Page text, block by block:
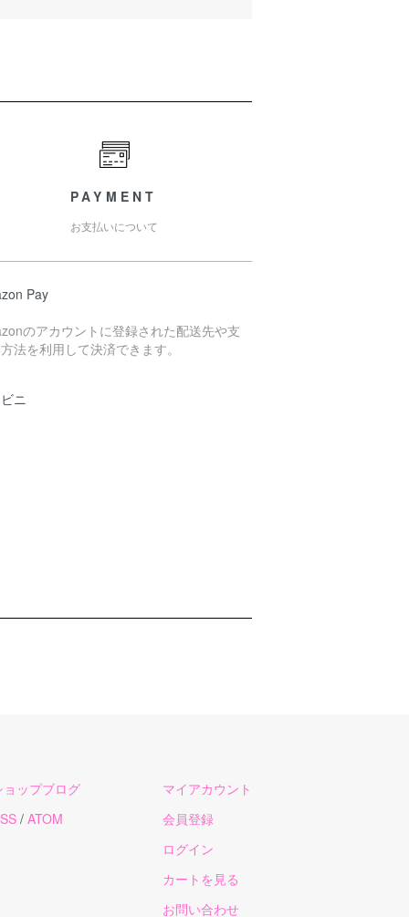
PAYMENT
お支払いについて
Pay
のアカウントに登録された配送先や支
法を利用して決済できます。
ニ
ョップブログ
/ ATOM
マイアカウント
会員登録
ログイン
カートを見る
お問い合わせ